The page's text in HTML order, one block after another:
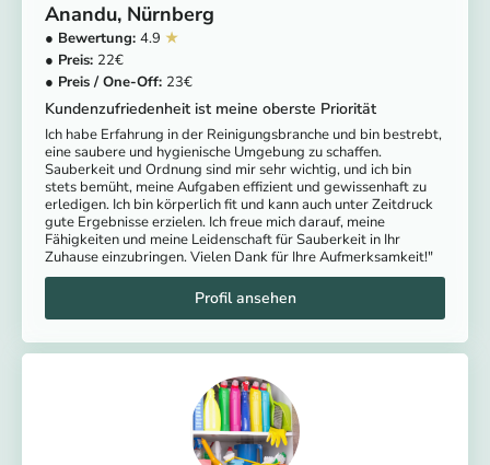
Anandu Nürnberg
4.9
22
23
Kundenzufriedenheit ist meine oberste Priorität
Ich habe Erfahrung in der Reinigungsbranche und bin bestrebt,
eine saubere und hygienische Umgebung zu schaffen.
Sauberkeit und Ordnung sind mir sehr wichtig, und ich bin
stets bemüht, meine Aufgaben effizient und gewissenhaft zu
erledigen. Ich bin körperlich fit und kann auch unter Zeitdruck
gute Ergebnisse erzielen. Ich freue mich darauf, meine
Fähigkeiten und meine Leidenschaft für Sauberkeit in Ihr
Zuhause einzubringen. Vielen Dank für Ihre Aufmerksamkeit!"